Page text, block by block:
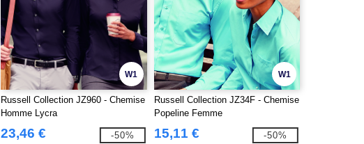
W1
Russell Collection JZ960 - Chemise
Homme Lycra
23,46 € -50%
W1
Russell Collection JZ34F - Chemise
Popeline Femme
15,11 € -50%